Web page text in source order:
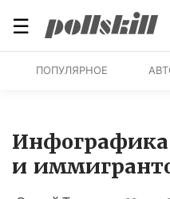
☰
ПОПУЛЯРНОЕ
и